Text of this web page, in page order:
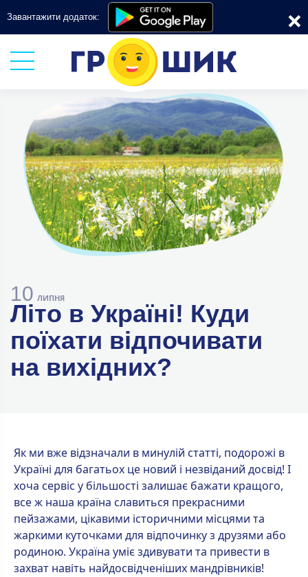
Завантажити додаток: ×
10 ЛИПНЯ
Літо в Україні! Куди
поїхати відпочивати
на вихідних?
Як ми вже відзначали в минулій статті, подорожі в
Україні для багатьох це новий і незвіданий досвід! І
хоча сервіс у більшості залишає бажати кращого,
все ж наша країна славиться прекрасними
пейзажами, цікавими історичними місцями та
жаркими куточками для відпочинку з друзями або
родиною. Україна уміє здивувати та привести в
захват навіть найдосвідченіших мандрівників!